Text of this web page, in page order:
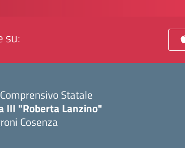
su:
Statale
III "Roberta Lanzino"
Cosenza